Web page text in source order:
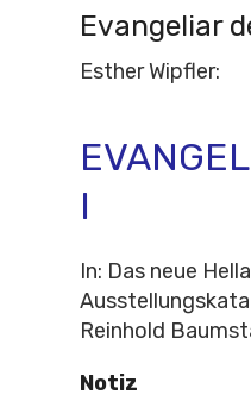
Evangeliar
Esther Wipfler:
I
In: Das neue
Reinhold
Notiz